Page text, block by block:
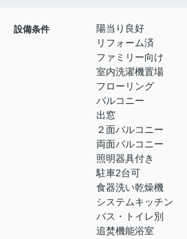
設備条件
陽当り良好
リフォーム済
ファミリー向け
室内洗濯機置場
フローリング
バルコニー
出窓
２面バルコニー
両面バルコニー
照明器具付き
駐車2台可
食器洗い乾燥機
システムキッチン
バス・トイレ別
追焚機能浴室